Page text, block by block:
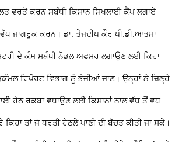
ਵਰਤੋਂ ਕਰਨ ਸਬੰਧੀ ਕਿਸਾਨ ਸਿਖਲਾਈ ਕੈਂਪ ਲਗਾਏ
ਜਾਗਰੂਕ ਕਰਨ। ਡਾ. ਤੇਜਦੀਪ ਕੌਰ ਪੀ.ਡੀ.ਆਤਮਾ
ਦੇ ਕੰਮ ਸਬੰਧੀ ਨੋਡਲ ਅਫਸਰ ਲਗਾਉਣ ਲਈ ਕਿਹਾ
ਰਿਪੋਰਟ ਵਿਭਾਗ ਨੂੰ ਭੇਜੀਆਂ ਜਾਣ। ਉਨ੍ਹਾਂ ਨੇ ਜ਼ਿਲ੍ਹੇ
ਹੇਠ ਰਕਬਾ ਵਧਾਉਣ ਲਈ ਕਿਸਾਨਾਂ ਨਾਲ ਵੱਧ ਤੋਂ ਵਧ
ਤਾਂ ਜੋ ਧਰਤੀ ਹੇਠਲੇ ਪਾਣੀ ਦੀ ਬੱਚਤ ਕੀਤੀ ਜਾ ਸਕੇ।